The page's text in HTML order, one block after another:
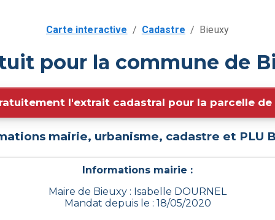
Carte interactive / Cadastre / Bieuxy
pour la commune de
l'extrait cadastral pour la parcelle de
mairie, urbanisme, cadastre et PLU
Informations mairie :
Maire de Bieuxy : Isabelle DOURNEL
Mandat depuis le : 18/05/2020